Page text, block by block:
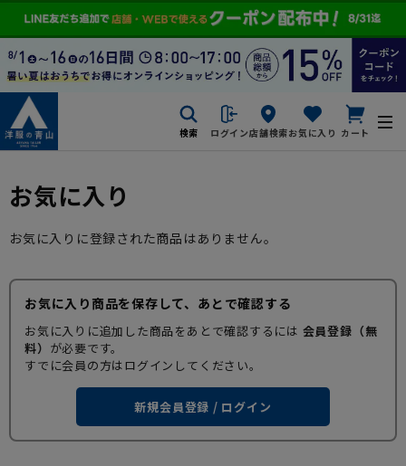
検索 ログイン店舗検索お気に入り カート
お気に入り
お気に入りに登録された商品はありません。
お気に入り商品を保存して、あとで確認する
お気に入りに追加した商品をあとで確認するには 会員登録（無
料） が必要です。
すでに会員の方はログインしてください。
新規会員登録 / ログイン